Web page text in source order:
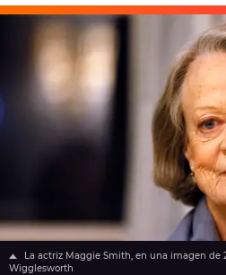
La actriz Maggie Smith, en una imagen de
Wigglesworth